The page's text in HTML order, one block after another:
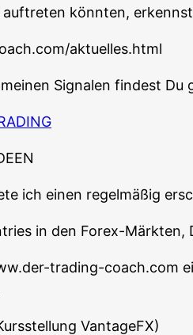
könn­ten,
aktuelles.html
Signa­len fin­dest
ich einen regel­mä­ßig
in den Forex-Märk­ten,
trading-coach.com
VantageFX)